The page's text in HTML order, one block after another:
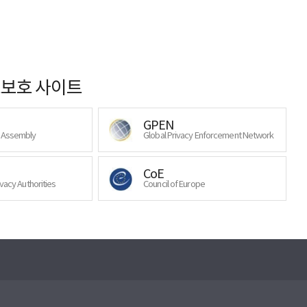
호 사이트
GPEN
Global Privacy Enforcement Network
Authorities
CoE
Council of Europe